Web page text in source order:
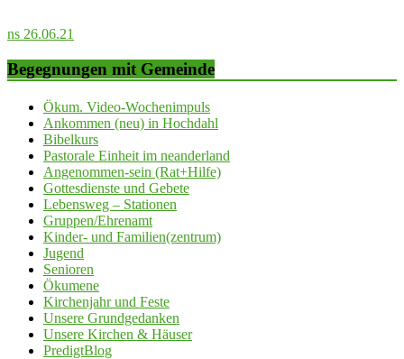
ns 26.06.21
Begegnungen mit Gemeinde
Ökum. Video-Wochenimpuls
Ankommen (neu) in Hochdahl
Bibelkurs
Pastorale Einheit im neanderland
Angenommen-sein (Rat+Hilfe)
Gottesdienste und Gebete
Lebensweg – Stationen
Gruppen/Ehrenamt
Kinder- und Familien(zentrum)
Jugend
Senioren
Ökumene
Kirchenjahr und Feste
Unsere Grundgedanken
Unsere Kirchen & Häuser
PredigtBlog